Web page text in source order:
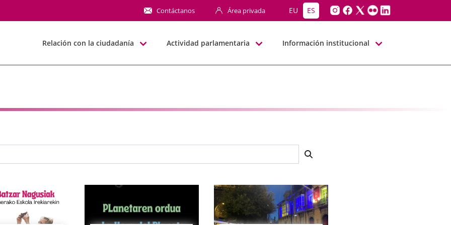
Contáctanos Área privada EU ES
Relación con la ciudadanía Actividad parlamentaria Información institucional
búsqueda